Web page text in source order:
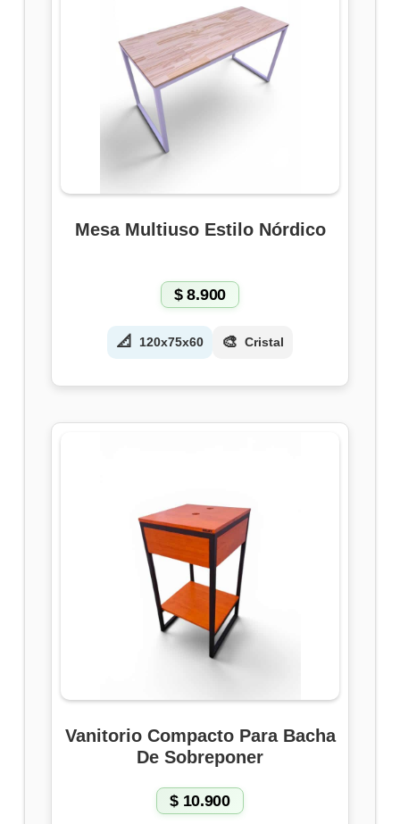
Mesa Multiuso Estilo Nórdico
$8.900
📐 120x75x60 🎨 Cristal
Vanitorio Compacto Para Bacha
De Sobreponer
$10.900